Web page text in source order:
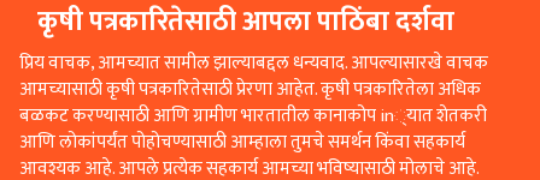
कृषी पत्रकारितेसाठी आपला पाठिंबा दर्शवा
प्रिय वाचक, आमच्यात सामील झाल्याबद्दल धन्यवाद. आपल्यासारखे वाचक
आमच्यासाठी कृषी पत्रकारितेसाठी प्रेरणा आहेत. कृषी पत्रकारितेला अधिक
बळकट करण्यासाठी आणि ग्रामीण भारतातील कानाकोप in्यात शेतकरी
आणि लोकांपर्यंत पोहोचण्यासाठी आम्हाला तुमचे समर्थन किंवा सहकार्य
आवश्यक आहे. आपले प्रत्येक सहकार्य आमच्या भविष्यासाठी मोलाचे आहे.